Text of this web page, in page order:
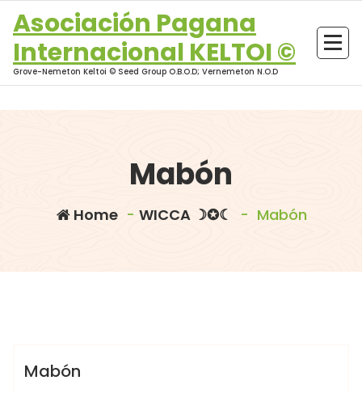
content
Asociación Pagana
Internacional KELTOI ©
Grove-Nemeton Keltoi © Seed Group O.B.O.D; Vernemeton N.O.D
Mabón
Home- WICCA ☽✪☾ - Mabón
WICCA ☽✪☾
Mabón